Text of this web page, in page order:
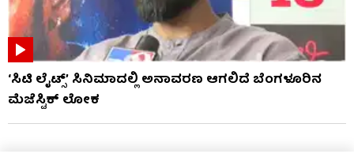
‘ಸಿಟಿ ಲೈಟ್ಸ್’ ಸಿನಿಮಾದಲ್ಲಿ ಅನಾವರಣ ಆಗಲಿದೆ ಬೆಂಗಳೂರಿನ
ಮೆಜೆಸ್ಟಿಕ್ ಲೋಕ